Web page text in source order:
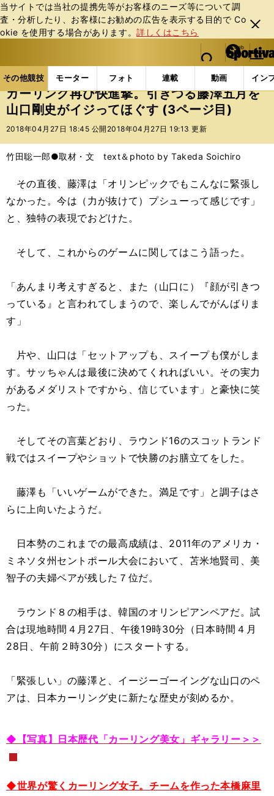
当サイトでは当社の提携先等がお客様のニーズ等について調
査・分析したり、お客様にお勧めの広告を表⽰する⽬的で Co
okie を使⽤する場合があります。詳しくはこちら
閉じ
る
web Sportiva (webスポルティーバ)
検索
マイペ
ー
ジ
メニュ
その他競技 モーター フォト 連載 動画 イン
ス
ポ
ル
バ
その他競技の記事一覧 その他競技 冬季競技 カ
カーリング再び快進撃。引きつる藤澤五月を
山口剛史がイジってほぐす (3ページ目)
2018年04月27日 18:45 公開 2018年04月27日 19:13 更新
竹田聡一郎●取材・文 text＆photo by Takeda Soichiro
その直後、藤澤は「オリンピックでもこんなに緊張し
なかった。今は（力が抜けて）プシューって感じです」
と、独特の表現でおどけた。
そして、これからのゲームに関してはこう語った。
「あんまり考えすぎると、また（山口に）『顔が引きつ
っている』と言われてしまうので、楽しんでがんばりま
す」
片や、山口は「セットアップも、スイープも僕がしま
す。サッちゃんは最後に決めてくれればいい。その実力
があるメダリストですから、信じています」と豪快に笑
った。
そしてその言葉どおり、ラウンド16のスコットランド
戦ではスイープやショットで快勝のお膳立てをした。
藤澤も「いいゲームができた。満足です」と調子はさ
らに上向いたようだ。
日本勢のこれまでの最高成績は、2011年のアメリカ・
ミネソタ州セントポール大会において、苫米地賢司、美
智子の夫婦ペアが残した７位だ。
ラウンド８の相手は、韓国のオリンピアンペアだ。試
合は現地時間４月27日、午後19時30分（日本時間４月
28日、午前２時30分）にスタートする。
「緊張しい」の藤澤と、イージーゴーイングな山口のペ
アは、日本カーリング史に新たな歴史が刻めるか。
◆【写真】日本歴代「カーリング美女」ギャラリー＞＞
◆世界が驚くカーリング女子。チームを作った本橋麻里